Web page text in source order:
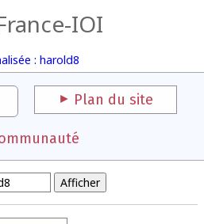
IOI
: harold8
Plan du site